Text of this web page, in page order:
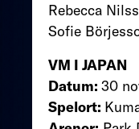
Rebecca
Sofie
VM I JAPAN
Datum: 30
Spelort: